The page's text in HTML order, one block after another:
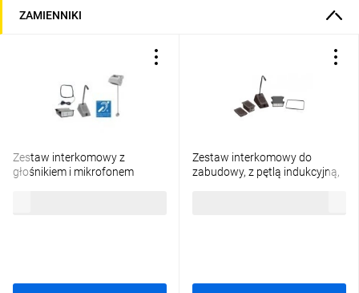
ZAMIENNIKI
Zestaw interkomowy z
głośnikiem i mikrofonem
Zestaw interkomowy do
zabudowy, z pętlą indukcyjną,